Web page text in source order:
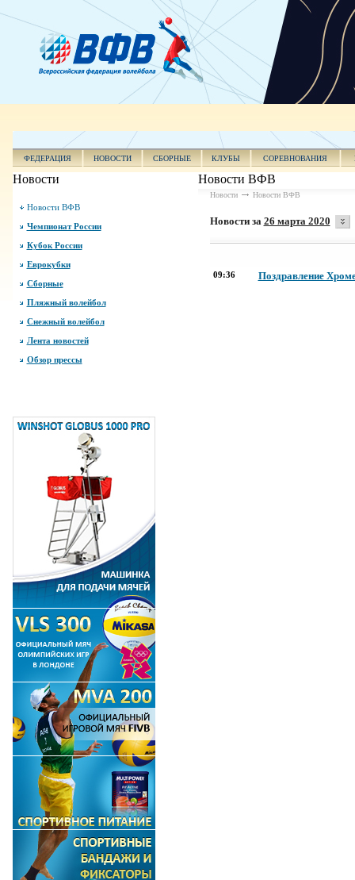
ФЕДЕРАЦИЯ НОВОСТИ СБОРНЫЕ КЛУБЫ СОРЕВНОВАНИЯ
Новости
Новости ВФВ
Чемпионат России
Кубок России
Еврокубки
Сборные
Пляжный волейбол
Снежный волейбол
Лента новостей
Обзор прессы
Новости ВФВ
Новости Новости ВФВ
Новости за 26 марта 2020
09:36 Поздравление